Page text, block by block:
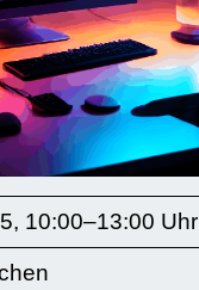
10:00–13:00 Uhr